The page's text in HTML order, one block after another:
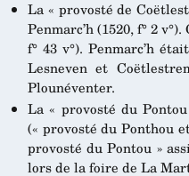
La « provosté de
Penmarc’h (1520, f° 2
f° 43 v°). Penmarc’h
Lesneven et
Plounéventer.
La « provosté du
(« provosté du Ponthou
provosté du Pontou »
lors de la foire de La